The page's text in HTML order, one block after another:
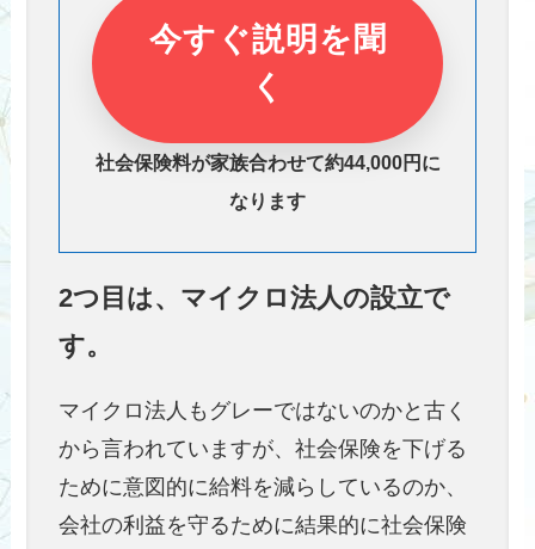
今すぐ説明を聞
く
社会保険料が家族合わせて約44,000円に
なります
2つ目は、マイクロ法人の設立で
す。
マイクロ法人もグレーではないのかと古く
から言われていますが、社会保険を下げる
ために意図的に給料を減らしているのか、
会社の利益を守るために結果的に社会保険